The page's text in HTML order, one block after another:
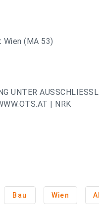
(MA 53)
UNTER
| NRK
Bau Wien